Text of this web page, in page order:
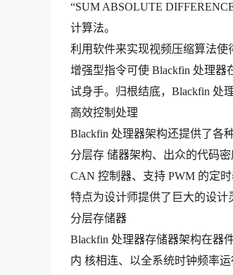
“SUM ABSOLUTE
计算法。
利用软件来实现视频压缩算法使
增强型指令可使 Blackfin 处理
试身手。归根结底，Blackfin 处
高效控制处理
Blackfin 处理器架构还提供了各
分层存 储器架构、出众的代码
CAN 控制器、支持 PWM 的定
特点为设计师提供了巨大的设计
分层存储器
Blackfin 处理器存储器架构在器
内 核相连、以全系统时钟频率